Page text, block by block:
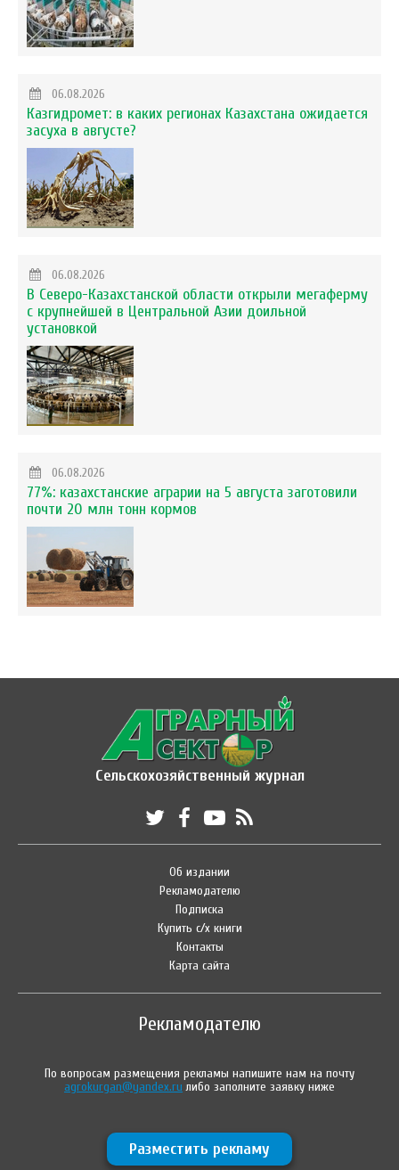
06.08.2026
Казгидромет: в каких регионах Казахстана ожидается
засуха в августе?
06.08.2026
В Северо-Казахстанской области открыли мегаферму
с крупнейшей в Центральной Азии доильной
установкой
06.08.2026
77%: казахстанские аграрии на 5 августа заготовили
почти 20 млн тонн кормов
Сельскохозяйственный журнал
Об издании
Рекламодателю
Подписка
Купить с/х книги
Контакты
Карта сайта
Рекламодателю
По вопросам размещения рекламы напишите нам на почту
agrokurgan@yandex.ru либо заполните заявку ниже
Разместить рекламу